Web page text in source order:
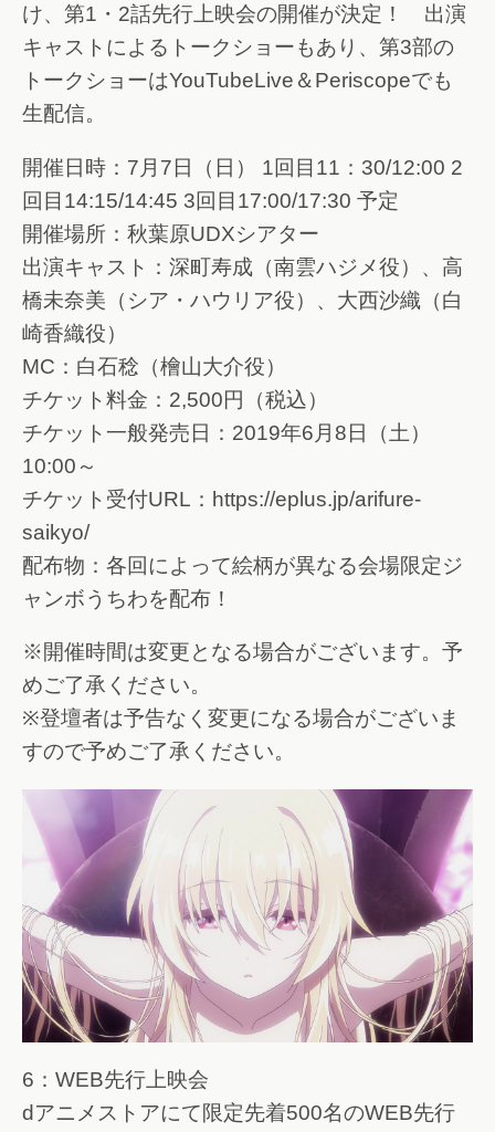
け、第1・2話先行上映会の開催が決定！ 出演
キャストによるトークショーもあり、第3部の
トークショーはYouTubeLive＆Periscopeでも
生配信。
開催日時：7月7日（日） 1回目11：30/12:00 2
回目14:15/14:45 3回目17:00/17:30 予定
開催場所：秋葉原UDXシアター
出演キャスト：深町寿成（南雲ハジメ役）、高
橋未奈美（シア・ハウリア役）、大西沙織（白
崎香織役）
MC：白石稔（檜山大介役）
チケット料金：2,500円（税込）
チケット一般発売日：2019年6月8日（土）
10:00～
チケット受付URL：https://eplus.jp/arifure-
saikyo/
配布物：各回によって絵柄が異なる会場限定ジ
ャンボうちわを配布！
※開催時間は変更となる場合がございます。予
めご了承ください。
※登壇者は予告なく変更になる場合がございま
すので予めご了承ください。
6：WEB先行上映会
dアニメストアにて限定先着500名のWEB先行